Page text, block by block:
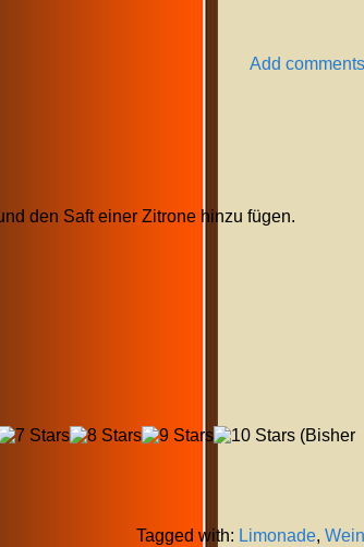
Add comments
den Saft einer Zitrone hinzu fügen.
(Bisher
Tagged with: Limonade, Wein